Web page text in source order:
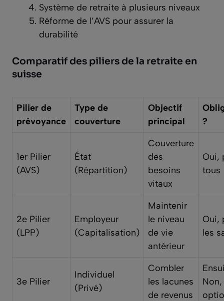
Système de retraite à plusieurs niveaux
Réforme de l’AVS pour assurer la
durabilité
Comparatif des piliers de la retraite en
suisse
Pilier de
prévoyance
Type de
couverture
Objectif
principal
?
1er Pilier
(AVS)
État
(Répartition)
Couverture
des
besoins
vitaux
Oui,
tous
2e Pilier
(LPP)
Employeur
(Capitalisation)
Maintenir
le niveau
de vie
antérieur
Oui,
les
3e Pilier
Individuel
(Privé)
Combler
les lacunes
de revenus
Non,